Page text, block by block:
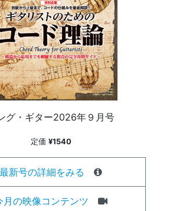
グ・ギター2026年９月号
定価 ¥1540
最新号の詳細をみる
月の映像コンテンツ